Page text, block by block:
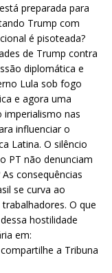
preparada para
Trump com
é pisoteada?
de Trump contra
diplomática e
Lula sob fogo
e agora uma
imperialismo nas
influenciar o
Latina. O silêncio
PT não denunciam
consequências
se curva ao
O que
hostilidade
em:
a Tribuna